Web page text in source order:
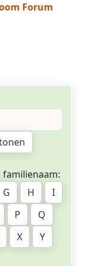
Forum
G H
I
P
Q
X
Y